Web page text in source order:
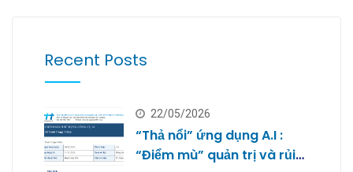
Recent Posts
22/05/2026
“Thả nổi” ứng dụng A.I :
“Điểm mù” quản trị và rủi